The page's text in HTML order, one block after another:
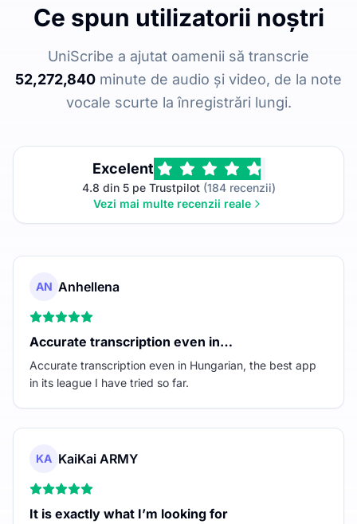
Ce spun utilizatorii noștri
UniScribe a ajutat oamenii să transcrie
52,272,840 minute de audio și video, de la note
vocale scurte la înregistrări lungi.
Excelent
4.8 din 5 pe Trustpilot(184 recenzii)
Vezi mai multe recenzii reale
AN Anhellena
Accurate transcription even in…
Accurate transcription even in Hungarian, the best app
in its league I have tried so far.
KA KaiKai ARMY
It is exactly what I’m looking for